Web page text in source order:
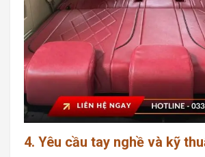
4. Yêu cầu tay nghề và kỹ